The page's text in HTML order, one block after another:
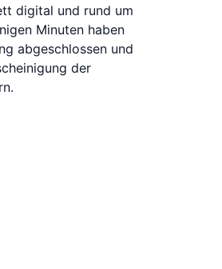
digital und rund um
Minuten haben
abgeschlossen und
der